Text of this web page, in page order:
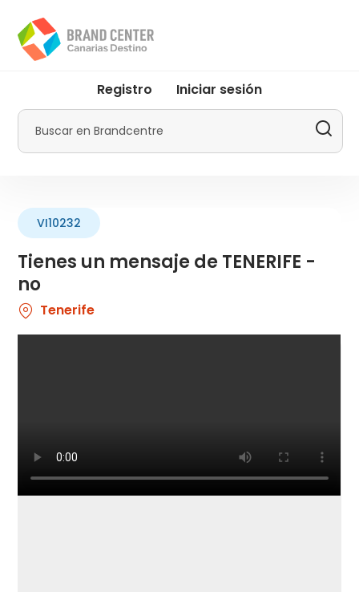
contenido
principal
menu
Promotur
Registro Iniciar sesión
Buscar
Tienes un mensaje de TENERIFE -
no
VI10232
Tenerife